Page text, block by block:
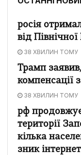
росія
від
38 ХВИЛИН ТОМУ
Трамп
компенсації
38 ХВИЛИН ТОМУ
рф
території
кілька
зник інтернет